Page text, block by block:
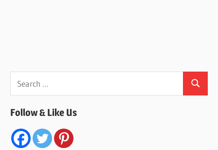
Search
Follow & Like Us